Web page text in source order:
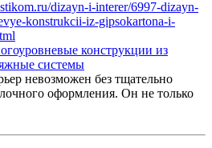
конструкции из
системы
невозможен без тщательно
оформления. Он не только